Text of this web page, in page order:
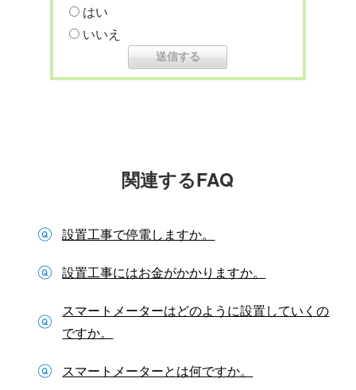
はい
いいえ
関連するFAQ
設置工事で停電しますか。
設置工事にはお金がかかりますか。
スマートメーターはどのように設置していくの
ですか。
スマートメーターとは何ですか。